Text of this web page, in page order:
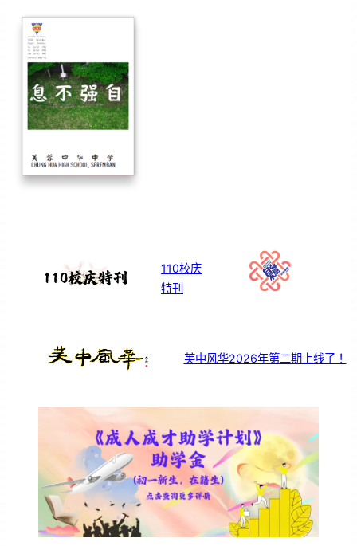
110校庆
特刊
芙中风华2026年第二期上线了！